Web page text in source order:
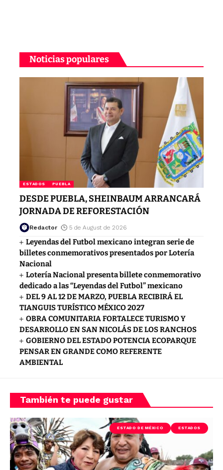
Noticias populares
ESTADOS PUEBLA
DESDE PUEBLA, SHEINBAUM ARRANCARÁ
JORNADA DE REFORESTACIÓN
Redactor 5 de August de 2026
Leyendas del Futbol mexicano integran serie de
billetes conmemorativos presentados por Lotería
Nacional
Lotería Nacional presenta billete conmemorativo
dedicado a las “Leyendas del Futbol” mexicano
DEL 9 AL 12 DE MARZO, PUEBLA RECIBIRÁ EL
TIANGUIS TURÍSTICO MÉXICO 2027
OBRA COMUNITARIA FORTALECE TURISMO Y
DESARROLLO EN SAN NICOLÁS DE LOS RANCHOS
GOBIERNO DEL ESTADO POTENCIA ECOPARQUE
PENSAR EN GRANDE COMO REFERENTE
AMBIENTAL
También te puede gustar
ESTADO DE MÉXICO ESTADOS